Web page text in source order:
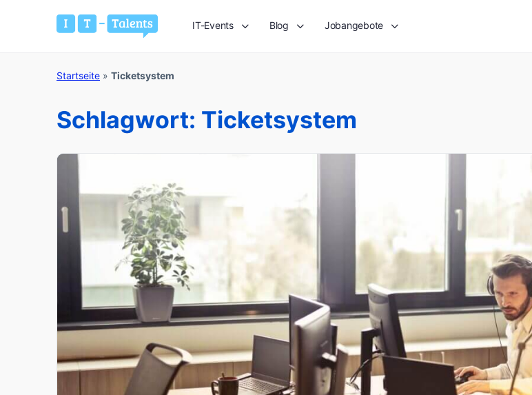
IT-Events Blog Jobangebote
Startseite » Ticketsystem
Schlagwort: Ticketsystem